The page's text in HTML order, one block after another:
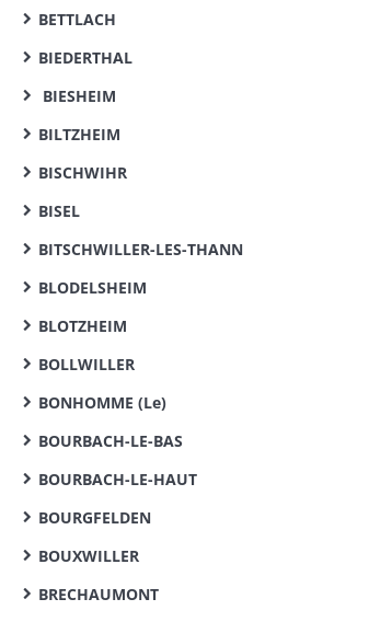
BETTLACH
BIEDERTHAL
BIESHEIM
BILTZHEIM
BISCHWIHR
BISEL
BITSCHWILLER-LES-THANN
BLODELSHEIM
BLOTZHEIM
BOLLWILLER
BONHOMME (Le)
BOURBACH-LE-BAS
BOURBACH-LE-HAUT
BOURGFELDEN
BOUXWILLER
BRECHAUMONT